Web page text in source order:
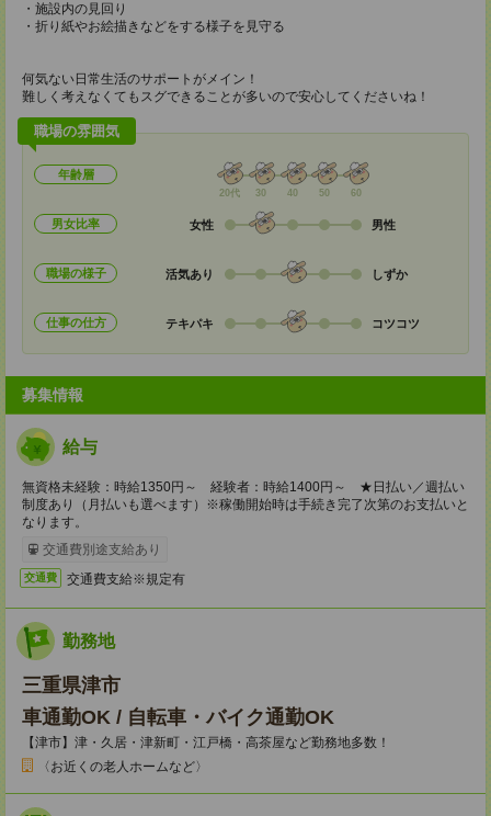
・施設内の見回り
・折り紙やお絵描きなどをする様子を見守る
何気ない日常生活のサポートがメイン！
難しく考えなくてもスグできることが多いので安心してくださいね！
職場の雰囲気
年齢層
20代 30 40 50 60
男女比率 女性 男性
職場の様子 活気あり しずか
仕事の仕方 テキパキ コツコツ
募集情報
給与
無資格未経験：時給1350円～ 経験者：時給1400円～ ★日払い／週払い
制度あり（月払いも選べます）※稼働開始時は手続き完了次第のお支払いと
なります。
交通費別途支給あり
交通費 交通費支給※規定有
勤務地
三重県津市
車通勤OK / 自転車・バイク通勤OK
【津市】津・久居・津新町・江戸橋・高茶屋など勤務地多数！
〈お近くの老人ホームなど〉